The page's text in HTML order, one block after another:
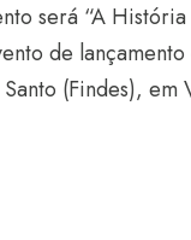
será “A História
de
(Findes),